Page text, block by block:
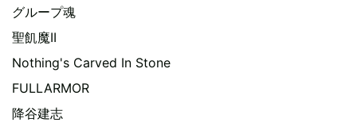
グループ魂
聖飢魔II
Nothing's Carved In Stone
FULLARMOR
降谷建志